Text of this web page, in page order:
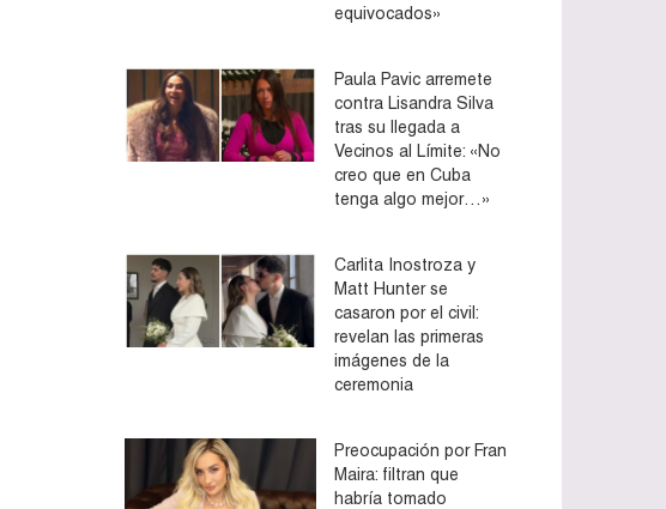
equivocados»
Paula Pavic arremete
contra Lisandra Silva
tras su llegada a
Vecinos al Límite: «No
creo que en Cuba
tenga algo mejor…»
Carlita Inostroza y
Matt Hunter se
casaron por el civil:
revelan las primeras
imágenes de la
ceremonia
Preocupación por Fran
Maira: filtran que
habría tomado